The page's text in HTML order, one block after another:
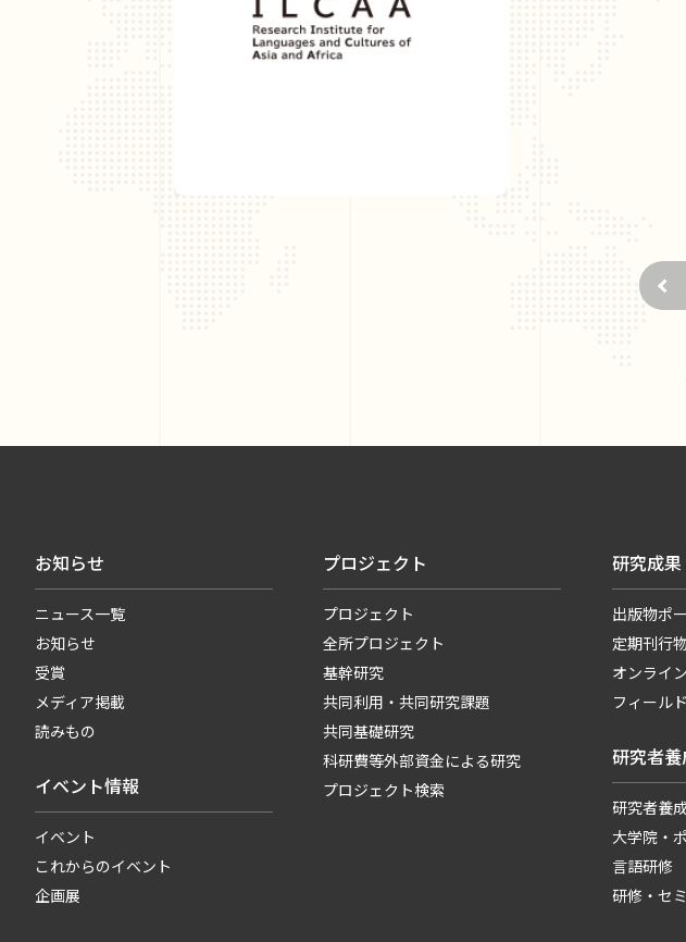
お知らせ
ニュース一覧
お知らせ
受賞
メディア掲載
読みもの
イベント情報
イベント
これからのイベント
企画展
プロジェクト
プロジェクト
全所プロジェクト
基幹研究
共同利用・共同研究課題
共同基礎研究
科研費等外部資金による研究
プロジェクト検索
研究成果
出版物ポ
定期刊行
オンライ
フィール
研究者養
研究者養
大学院・
言語研修
研修・セ